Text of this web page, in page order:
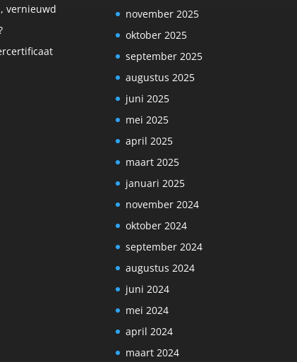
vernieuwd
november 2025
oktober 2025
september 2025
augustus 2025
juni 2025
mei 2025
april 2025
maart 2025
januari 2025
november 2024
oktober 2024
september 2024
augustus 2024
juni 2024
mei 2024
april 2024
maart 2024